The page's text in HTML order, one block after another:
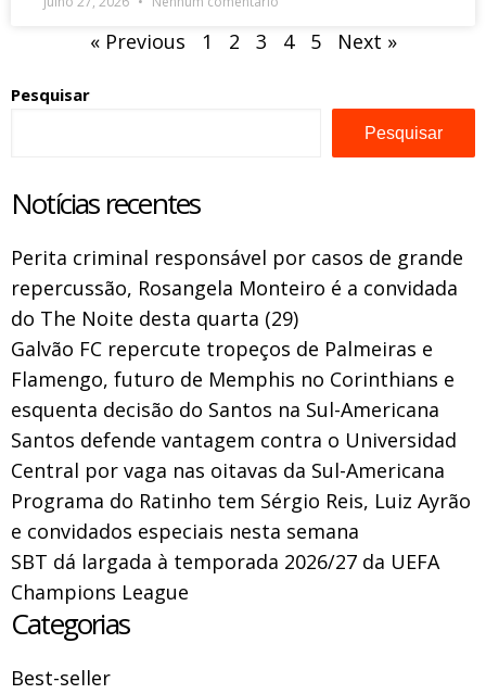
« Previous 1 2 3 4 5 Next »
Pesquisar
Pesquisar
Notícias recentes
Perita criminal responsável por casos de grande
repercussão, Rosangela Monteiro é a convidada
do The Noite desta quarta (29)
Galvão FC repercute tropeços de Palmeiras e
Flamengo, futuro de Memphis no Corinthians e
esquenta decisão do Santos na Sul-Americana
Santos defende vantagem contra o Universidad
Central por vaga nas oitavas da Sul-Americana
Programa do Ratinho tem Sérgio Reis, Luiz Ayrão
e convidados especiais nesta semana
SBT dá largada à temporada 2026/27 da UEFA
Champions League
Categorias
Best-seller